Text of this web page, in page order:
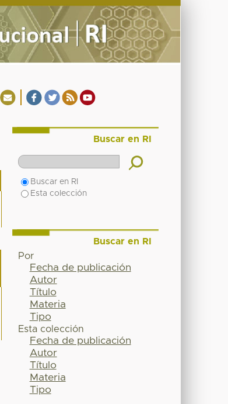
Buscar en RI
Buscar en RI
Esta colección
Buscar en RI
Por
Fecha de publicación
Autor
Título
Materia
Tipo
Esta colección
Fecha de publicación
Autor
Título
Materia
Tipo